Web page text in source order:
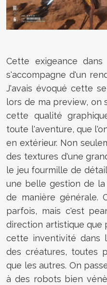
Cette exigeance
s'accompagne d'un
J'avais évoqué cette
lors de ma preview, on
cette qualité
toute l'aventure, que
en extérieur. Non
des textures d'une
le jeu fourmille de
une belle gestion de
de manière générale.
parfois, mais c'est
direction artistique que
cette inventivité dans
des créatures, toutes
que les autres. On
à des robots bien